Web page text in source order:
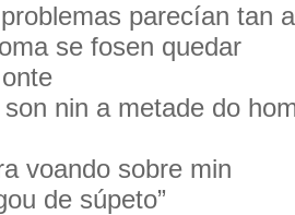
parecían tan
se fosen quedar
nin a metade do
voando sobre min
de súpeto”